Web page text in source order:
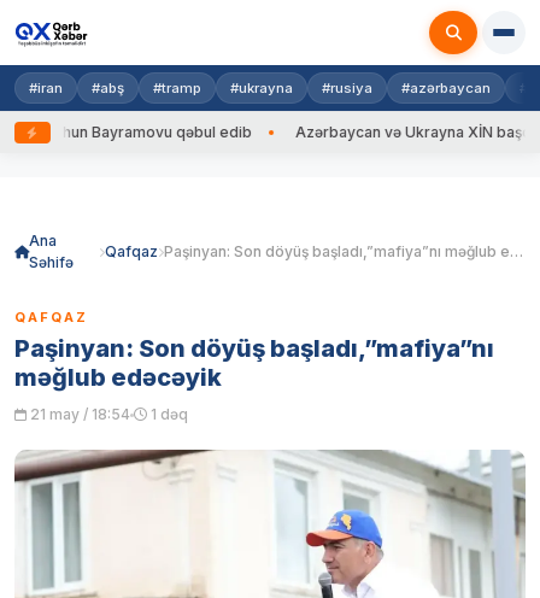
#iran #abş #tramp #ukrayna #rusiya #azərbaycan
Bayramovu qəbul edib Azərbaycan və Ukrayna XİN
Ana
Səhifə
Qafqaz Paşinyan: Son döyüş başladı,”mafiya”nı məğlub edəcəyik
QAFQAZ
Paşinyan: Son döyüş başladı,”mafiya”nı
məğlub edəcəyik
21 may / 18:54 1 dəq